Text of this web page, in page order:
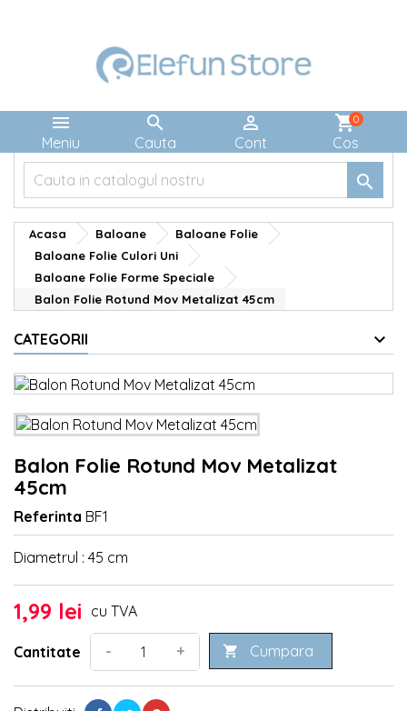

Meniu

Cauta

Cont
shopping_cart
Cos
0

Acasa Baloane
Baloane Folie
Baloane Folie Culori Uni
Baloane Folie Forme Speciale
Balon Folie Rotund Mov Metalizat 45cm
CATEGORII
Balon Folie Rotund Mov Metalizat
45cm
Referinta BF1
Diametrul : 45 cm
1,99 lei cu TVA
Cantitate - +  Cumpara